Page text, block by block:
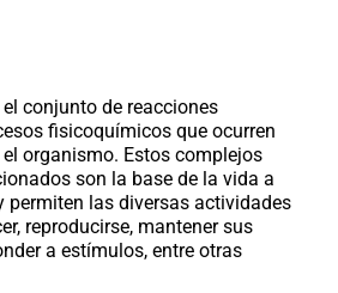
el conjunto de reacciones
fisicoquímicos que ocurren
organismo. Estos complejos
son la base de la vida a
permiten las diversas actividades
reproducirse, mantener sus
a estímulos, entre otras